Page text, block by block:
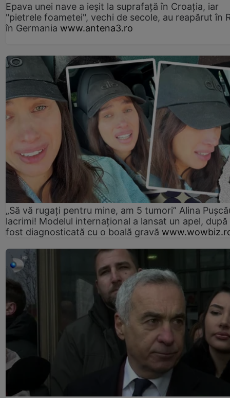
Epava unei nave a ieșit la suprafață în Croația, iar
"pietrele foametei", vechi de secole, au reapărut în
în Germania www.antena3.ro
„Să vă rugați pentru mine, am 5 tumori” Alina
lacrimi! Modelul internațional a lansat un apel, după
fost diagnosticată cu o boală gravă